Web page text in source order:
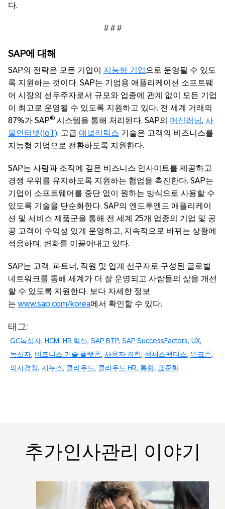
다.
# # #
SAP에 대해
SAP의 전략은 모든 기업이 지능형 기업으로 운영될 수 있도
록 지원하는 것이다. SAP는 기업용 애플리케이션 소프트웨
어 시장의 선두주자로서 규모와 업종에 관계 없이 모든 기업
이 최고로 운영될 수 있도록 지원하고 있다. 전 세계 거래의
87%가 SAP® 시스템을 통해 처리된다. SAP의 머신러닝, 사
물인터넷(IoT), 고급 애널리틱스 기술은 고객의 비즈니스를
지능형 기업으로 전환하도록 지원한다.
SAP는 사람과 조직에 깊은 비즈니스 인사이트를 제공하고
경쟁 우위를 유지하도록 지원하는 협업을 촉진한다. SAP는
기업이 소프트웨어를 중단 없이 원하는 방식으로 사용할 수
있도록 기술을 단순화한다. SAP의 엔드투엔드 애플리케이
션 및 서비스 제품군을 통해 전 세계 25개 업종의 기업 및 공
공 고객이 수익성 있게 운영하고, 지속적으로 바뀌는 상황에
적응하며, 변화를 이끌어내고 있다.
SAP는 고객, 파트너, 직원 및 업계 선구자로 구성된 글로벌
네트워크를 통해 세계가 더 잘 운영되고 사람들의 삶을 개선
할 수 있도록 지원한다. 보다 자세한 정보
는 www.sap.com/korea에서 확인할 수 있다.
태그:
GC녹십자 HCM HR 혁신 SAP BTP SAP SuccessFactors UX
녹십자 비즈니스 기술 플랫폼 사용자 경험 석세스팩터스 워크존
의사결정
지누스 클라우드 클라우드 HR 통합 표준화
추가인사관리 이야기